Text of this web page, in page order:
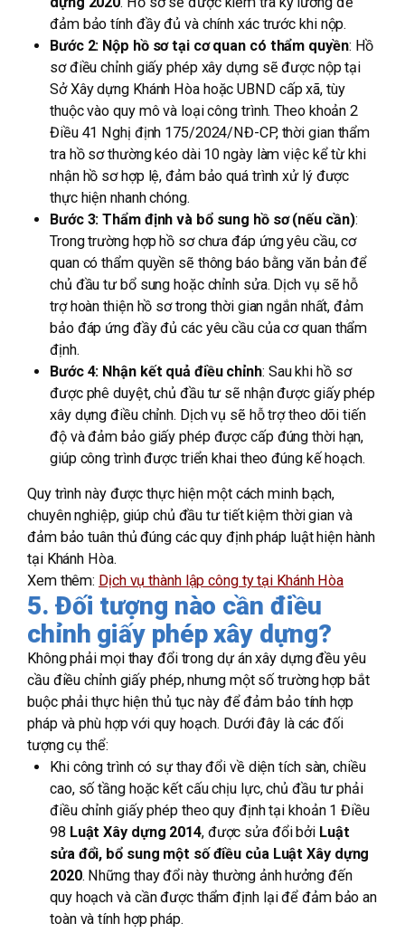
đảm bảo tính đầy đủ và chính xác trước khi nộp.
Bước 2: Nộp hồ sơ tại cơ quan có thẩm quyền: Hồ
sơ điều chỉnh giấy phép xây dựng sẽ được nộp tại
Sở Xây dựng Khánh Hòa hoặc UBND cấp xã, tùy
thuộc vào quy mô và loại công trình. Theo khoản 2
Điều 41 Nghị định 175/2024/NĐ-CP, thời gian thẩm
tra hồ sơ thường kéo dài 10 ngày làm việc kể từ khi
nhận hồ sơ hợp lệ, đảm bảo quá trình xử lý được
thực hiện nhanh chóng.
Bước 3: Thẩm định và bổ sung hồ sơ (nếu cần):
Trong trường hợp hồ sơ chưa đáp ứng yêu cầu, cơ
quan có thẩm quyền sẽ thông báo bằng văn bản để
chủ đầu tư bổ sung hoặc chỉnh sửa. Dịch vụ sẽ hỗ
trợ hoàn thiện hồ sơ trong thời gian ngắn nhất, đảm
bảo đáp ứng đầy đủ các yêu cầu của cơ quan thẩm
định.
Bước 4: Nhận kết quả điều chỉnh: Sau khi hồ sơ
được phê duyệt, chủ đầu tư sẽ nhận được giấy phép
xây dựng điều chỉnh. Dịch vụ sẽ hỗ trợ theo dõi tiến
độ và đảm bảo giấy phép được cấp đúng thời hạn,
giúp công trình được triển khai theo đúng kế hoạch.
Quy trình này được thực hiện một cách minh bạch,
chuyên nghiệp, giúp chủ đầu tư tiết kiệm thời gian và
đảm bảo tuân thủ đúng các quy định pháp luật hiện hành
tại Khánh Hòa.
Xem thêm: Dịch vụ thành lập công ty tại Khánh Hòa
5. Đối tượng nào cần điều
chỉnh giấy phép xây dựng?
Không phải mọi thay đổi trong dự án xây dựng đều yêu
cầu điều chỉnh giấy phép, nhưng một số trường hợp bắt
buộc phải thực hiện thủ tục này để đảm bảo tính hợp
pháp và phù hợp với quy hoạch. Dưới đây là các đối
tượng cụ thể:
Khi công trình có sự thay đổi về diện tích sàn, chiều
cao, số tầng hoặc kết cấu chịu lực, chủ đầu tư phải
điều chỉnh giấy phép theo quy định tại khoản 1 Điều
98 Luật Xây dựng 2014, được sửa đổi bởi Luật
sửa đổi, bổ sung một số điều của Luật Xây dựng
2020. Những thay đổi này thường ảnh hưởng đến
quy hoạch và cần được thẩm định lại để đảm bảo an
toàn và tính hợp pháp.